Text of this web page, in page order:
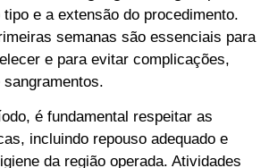
e a extensão do procedimento.
semanas são essenciais para
e para evitar complicações,
é fundamental respeitar as
incluindo repouso adequado e
da região operada. Atividades